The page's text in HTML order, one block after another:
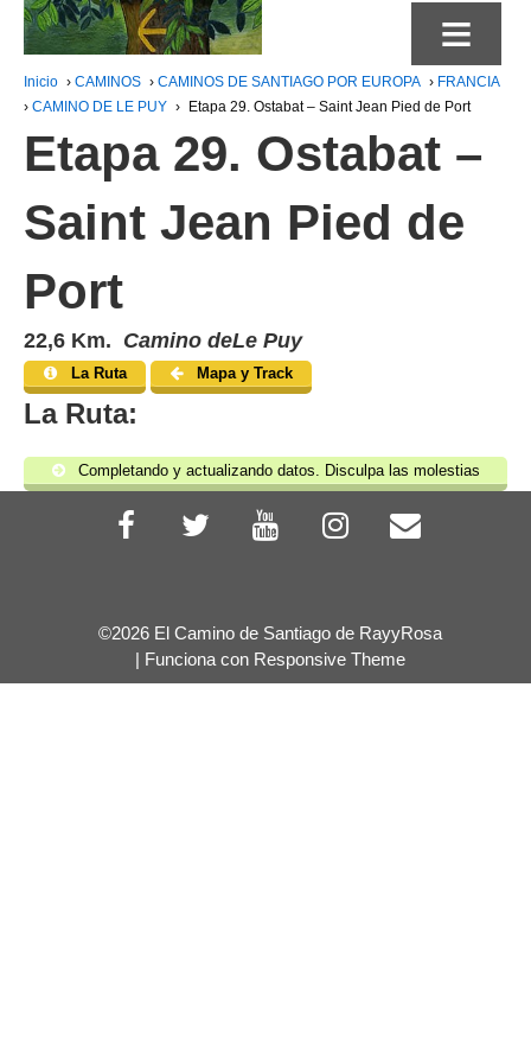
≡
Inicio › CAMINOS › CAMINOS DE SANTIAGO POR EUROPA › FRANCIA
› CAMINO DE LE PUY › Etapa 29. Ostabat – Saint Jean Pied de Port
Etapa 29. Ostabat –
Saint Jean Pied de
Port
22,6 Km. Camino deLe Puy
La Ruta Mapa y Track
La Ruta:
Completando y actualizando datos. Disculpa las molestias
©2026 El Camino de Santiago de RayyRosa
| Funciona con Responsive Theme